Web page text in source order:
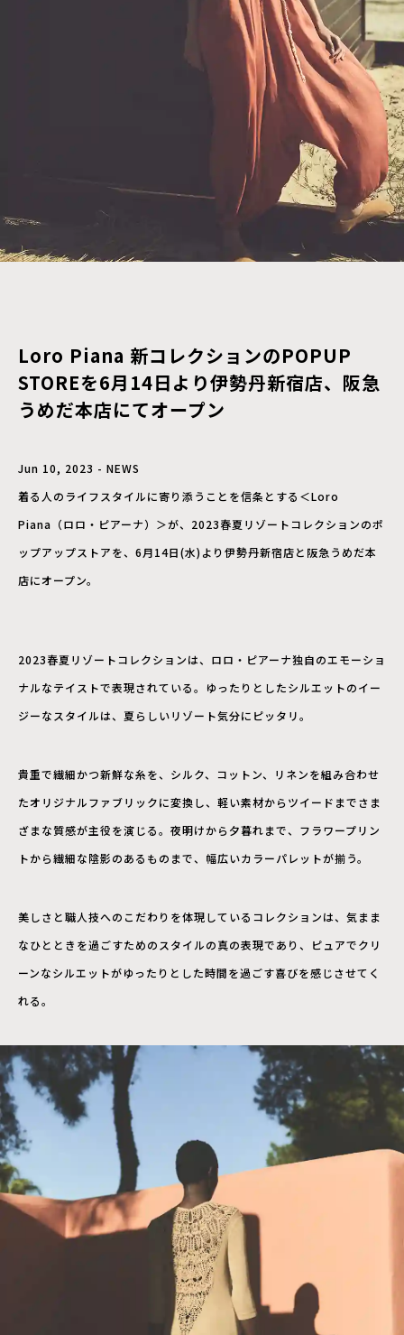
Loro Piana 新コレクションのPOPUP
STOREを6月14日より伊勢丹新宿店、阪急
うめだ本店にてオープン
Jun 10, 2023 - NEWS
着る人のライフスタイルに寄り添うことを信条とする＜Loro
Piana（ロロ・ピアーナ）＞が、2023春夏リゾートコレクションのポ
ップアップストアを、6月14日(水)より伊勢丹新宿店と阪急うめだ本
店にオープン。
2023春夏リゾートコレクションは、ロロ・ピアーナ独自のエモーショ
ナルなテイストで表現されている。ゆったりとしたシルエットのイー
ジーなスタイルは、夏らしいリゾート気分にピッタリ。
貴重で繊細かつ新鮮な糸を、シルク、コットン、リネンを組み合わせ
たオリジナルファブリックに変換し、軽い素材からツイードまでさま
ざまな質感が主役を演じる。夜明けから夕暮れまで、フラワープリン
トから繊細な陰影のあるものまで、幅広いカラーパレットが揃う。
美しさと職人技へのこだわりを体現しているコレクションは、気まま
なひとときを過ごすためのスタイルの真の表現であり、ピュアでクリ
ーンなシルエットがゆったりとした時間を過ごす喜びを感じさせてく
れる。